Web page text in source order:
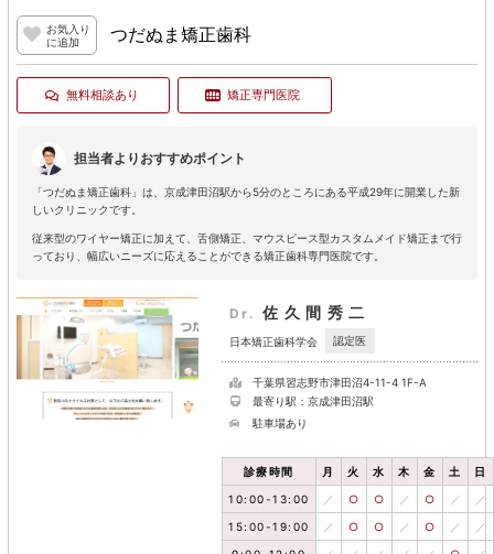
お気入り
に追加
つだぬま矯正歯科
無料相談あり 矯正専門医院
担当者よりおすすめポイント
「つだぬま矯正歯科」は、京成津田沼駅から5分のところにある平成29年に開業した新
しいクリニックです。
従来型のワイヤー矯正に加えて、舌側矯正、マウスピース型カスタムメイド矯正まで行
っており、幅広いニーズに応えることができる矯正歯科専門医院です。
Dr. 佐久間秀二
日本矯正歯科学会 認定医
千葉県習志野市津田沼4-11-4 1F-A
最寄り駅：京成津田沼駅
駐車場あり
診療時間 月 火 水 木 金 土 日
10:00-13:00 ／ ○ ○ ／ ○ ／ ／
15:00-19:00 ／ ○ ○ ／ ○ ／ ／